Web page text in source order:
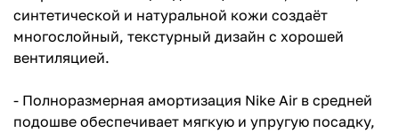
синтетической и натуральной кожи создаёт
многослойный, текстурный дизайн с хорошей
вентиляцией.
- Полноразмерная амортизация Nike Air в средней
подошве обеспечивает мягкую и упругую посадку,